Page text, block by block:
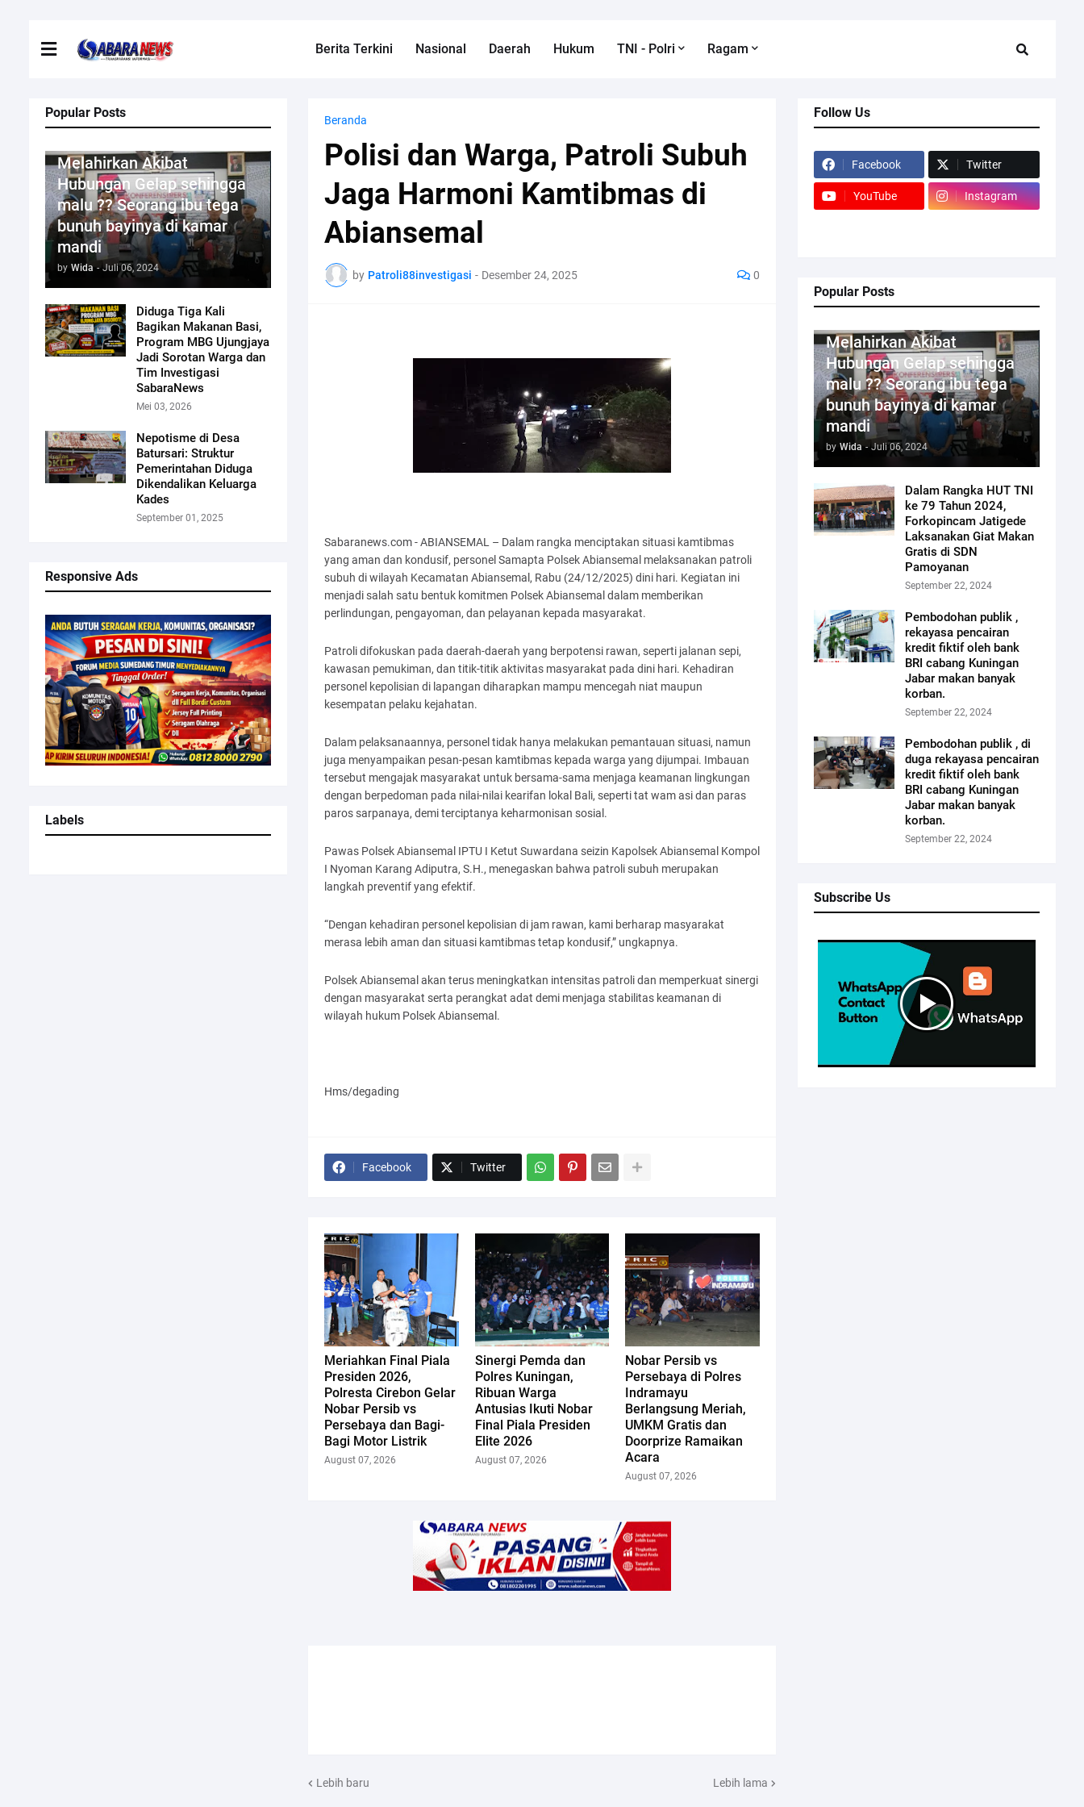
Berita Terkini Nasional Daerah Hukum TNI - Polri Ragam
Popular Posts
Melahirkan Akibat
Hubungan Gelap sehingga
malu ?? Seorang ibu tega
bunuh bayinya di kamar
mandi
by Wida - Juli 06, 2024
Diduga Tiga Kali
Bagikan Makanan Basi,
Program MBG Ujungjaya
Jadi Sorotan Warga dan
Tim Investigasi
SabaraNews
Mei 03, 2026
Nepotisme di Desa
Batursari: Struktur
Pemerintahan Diduga
Dikendalikan Keluarga
Kades
September 01, 2025
Responsive Ads
Labels
Beranda
Polisi dan Warga, Patroli Subuh
Jaga Harmoni Kamtibmas di
Abiansemal
by Patroli88investigasi - Desember 24, 2025 0
Sabaranews.com - ABIANSEMAL – Dalam rangka menciptakan situasi kamtibmas
yang aman dan kondusif, personel Samapta Polsek Abiansemal melaksanakan patroli
subuh di wilayah Kecamatan Abiansemal, Rabu (24/12/2025) dini hari. Kegiatan ini
menjadi salah satu bentuk komitmen Polsek Abiansemal dalam memberikan
perlindungan, pengayoman, dan pelayanan kepada masyarakat.
Patroli difokuskan pada daerah-daerah yang berpotensi rawan, seperti jalanan sepi,
kawasan pemukiman, dan titik-titik aktivitas masyarakat pada dini hari. Kehadiran
personel kepolisian di lapangan diharapkan mampu mencegah niat maupun
kesempatan pelaku kejahatan.
Dalam pelaksanaannya, personel tidak hanya melakukan pemantauan situasi, namun
juga menyampaikan pesan-pesan kamtibmas kepada warga yang dijumpai. Imbauan
tersebut mengajak masyarakat untuk bersama-sama menjaga keamanan lingkungan
dengan berpedoman pada nilai-nilai kearifan lokal Bali, seperti tat wam asi dan paras
paros sarpanaya, demi terciptanya keharmonisan sosial.
Pawas Polsek Abiansemal IPTU I Ketut Suwardana seizin Kapolsek Abiansemal Kompol
I Nyoman Karang Adiputra, S.H., menegaskan bahwa patroli subuh merupakan
langkah preventif yang efektif.
“Dengan kehadiran personel kepolisian di jam rawan, kami berharap masyarakat
merasa lebih aman dan situasi kamtibmas tetap kondusif,” ungkapnya.
Polsek Abiansemal akan terus meningkatkan intensitas patroli dan memperkuat sinergi
dengan masyarakat serta perangkat adat demi menjaga stabilitas keamanan di
wilayah hukum Polsek Abiansemal.
Hms/degading
Facebook Twitter
Meriahkan Final Piala
Presiden 2026,
Polresta Cirebon Gelar
Nobar Persib vs
Persebaya dan Bagi-
Bagi Motor Listrik
August 07, 2026
Sinergi Pemda dan
Polres Kuningan,
Ribuan Warga
Antusias Ikuti Nobar
Final Piala Presiden
Elite 2026
August 07, 2026
Nobar Persib vs
Persebaya di Polres
Indramayu
Berlangsung Meriah,
UMKM Gratis dan
Doorprize Ramaikan
Acara
August 07, 2026
Lebih baru Lebih lama
Follow Us
Facebook Twitter
YouTube Instagram
Popular Posts
Melahirkan Akibat
Hubungan Gelap sehingga
malu ?? Seorang ibu tega
bunuh bayinya di kamar
mandi
by Wida - Juli 06, 2024
Dalam Rangka HUT TNI
ke 79 Tahun 2024,
Forkopincam Jatigede
Laksanakan Giat Makan
Gratis di SDN
Pamoyanan
September 22, 2024
Pembodohan publik ,
rekayasa pencairan
kredit fiktif oleh bank
BRI cabang Kuningan
Jabar makan banyak
korban.
September 22, 2024
Pembodohan publik , di
duga rekayasa pencairan
kredit fiktif oleh bank
BRI cabang Kuningan
Jabar makan banyak
korban.
September 22, 2024
Subscribe Us